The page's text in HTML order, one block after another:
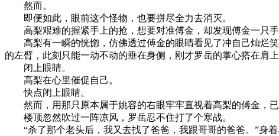
然而。
即便如此，眼前这个怪物，也要拼尽全力去消灭。
高梨艰难的握紧手上的抢，想要对准傅金，却发现傅金一只手
高梨有一瞬的恍惚，仿佛透过傅金的眼睛看见了冲自己灿烂笑
的左臂，此刻只能一动不动的垂在身侧，刚才罗岳的掌心搭在肩
闭上眼睛。
高梨在心里催促自己。
快点闭上眼睛。
然而，用那只原本属于姚容的右眼牢牢直视着高梨的傅金，已
楼顶忽然吹过一阵凉风，罗岳忍不住打了个寒战。
“杀了那个老头后，我又去找了爸爸，我跟哥哥的爸爸。”身着